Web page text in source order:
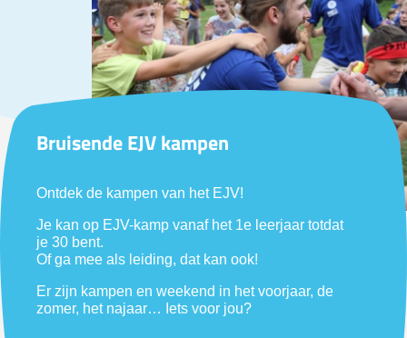
Bruisende EJV kampen
Ontdek de kampen van het EJV!
Je kan op EJV-kamp vanaf het 1e leerjaar totdat
je 30 bent.
Of ga mee als leiding, dat kan ook!
Er zijn kampen en weekend in het voorjaar, de
zomer, het najaar… Iets voor jou?